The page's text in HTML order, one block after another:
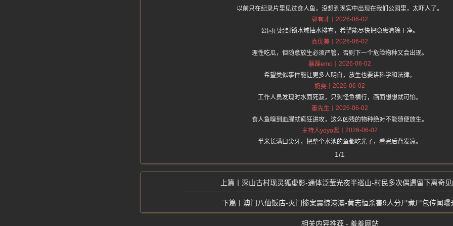
以前只在纪录片里见过食人鱼，没想到现实中出现在我们公园里，太吓人了。
郭有才
2026-06-02
公园已经封锁水域抽水排查，希望能尽快把隐患清除干净。
真优美
2026-06-02
理性吃瓜，但随意放生必须严管，否则下一个危险物种又会出现。
暴躁emo
2026-06-02
希望类似事件能让更多人明白，放生也要讲科学和法律。
奶雯
2026-06-02
工作人员发现时水面死寂，只剩怪鱼横行，画面想想就可怕。
董先生
2026-06-02
食人鱼嗅到血腥就疯狂进攻，这么凶残的物种绝对不能随便放生。
主持人yoyo酱
2026-06-02
半米长满口尖牙，把整个水池的鱼都吃光了，看完后背发凉。
1/1
深山古村现灵狐虚影-通体泛莹光夜半巡山-村民多次偶遇留下离奇
澳门八仙饭店-灭门惨案震惊港澳-黄志恒杀害9人分尸煮尸包传闻曝
相关内容推荐 - 羞羞网站